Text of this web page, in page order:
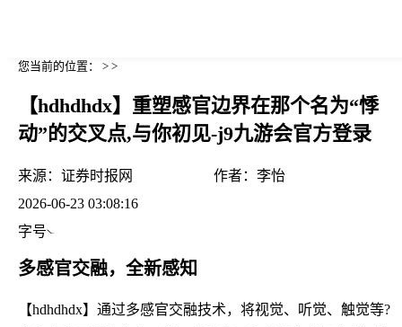
您当前的位置： > >
【hdhdhdx】重塑感官边界在那个名为“悸
动”的交叉点,与你初见-j9九游会官方登录
来源： 证券时报网 作者： 李怡
2026-06-23 03:08:16
字号
多感官交融，全新感知
【hdhdhdx】通过多感官交融技术，将视觉、听觉、触觉等?